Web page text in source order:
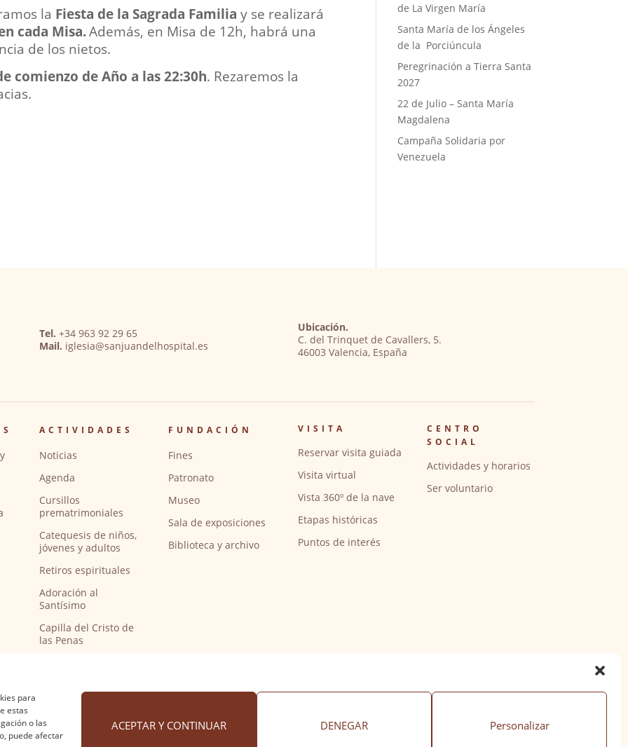
para
estas
o las
puede afectar
ACEPTAR Y CONTINUAR DENEGAR Personalizar
la Fiesta de la Sagrada Familia y se realizará
cada Misa.Además, en Misa de 12h, habrá una
de los nietos.
comienzo de Año a las 22:30h. Rezaremos la
de La Virgen María
Santa María de los Ángeles
de la Porciúncula
Peregrinación a Tierra Santa
2027
22 de Julio – Santa María
Magdalena
Campaña Solidaria por
Venezuela
Tel. +34 963 92 29 65
Mail. iglesia@sanjuandelhospital.es
Ubicación.
C. del Trinquet de Cavallers, 5.
46003 Valencia, España
ACTIVIDADES
Noticias
Agenda
Cursillos
prematrimoniales
Catequesis de niños,
jóvenes y adultos
Retiros espirituales
Adoración al
Santísimo
Capilla del Cristo de
las Penas
peregrinos del
FUNDACIÓN
Fines
Patronato
Museo
Sala de exposiciones
Biblioteca y archivo
VISITA
Reservar visita guiada
Visita virtual
Vista 360º de la nave
Etapas históricas
Puntos de interés
CENTRO
SOCIAL
Actividades y horarios
Ser voluntario